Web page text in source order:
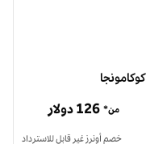
من* 126 دولار
خصم أونرز غير قابل للاسترداد